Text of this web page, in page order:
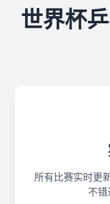
世界杯
所有比赛实时更
不错